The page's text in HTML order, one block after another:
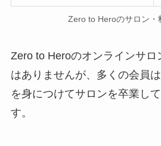
Zero to Heroのサロン・
Zero to Heroのオンラインサロ
はありませんが、多くの会員
を身につけてサロンを卒業し
す。